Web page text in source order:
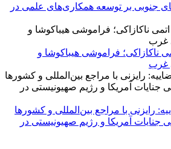
جنوبی بر توسعه همکاری‌های علمی در
ناکازاکی؛ فراموشی هیباکوشا و
غرب
رایزنی‌ با مراجع بین‌المللی و کشور‌ها
جنایات آمریکا و رژیم صهیونیستی در